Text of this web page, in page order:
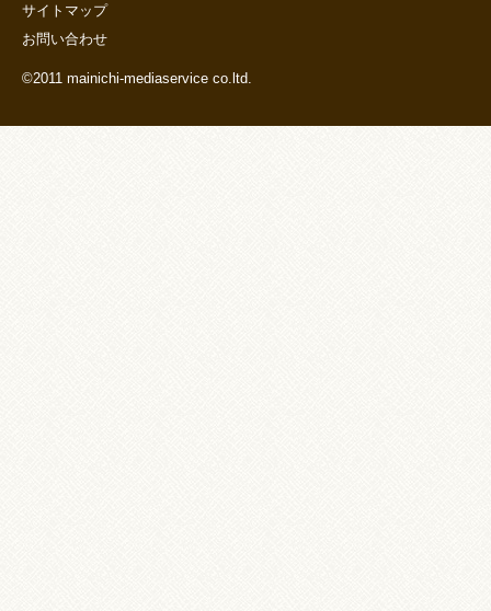
サイトマップ
お問い合わせ
©2011 mainichi-mediaservice co.ltd.